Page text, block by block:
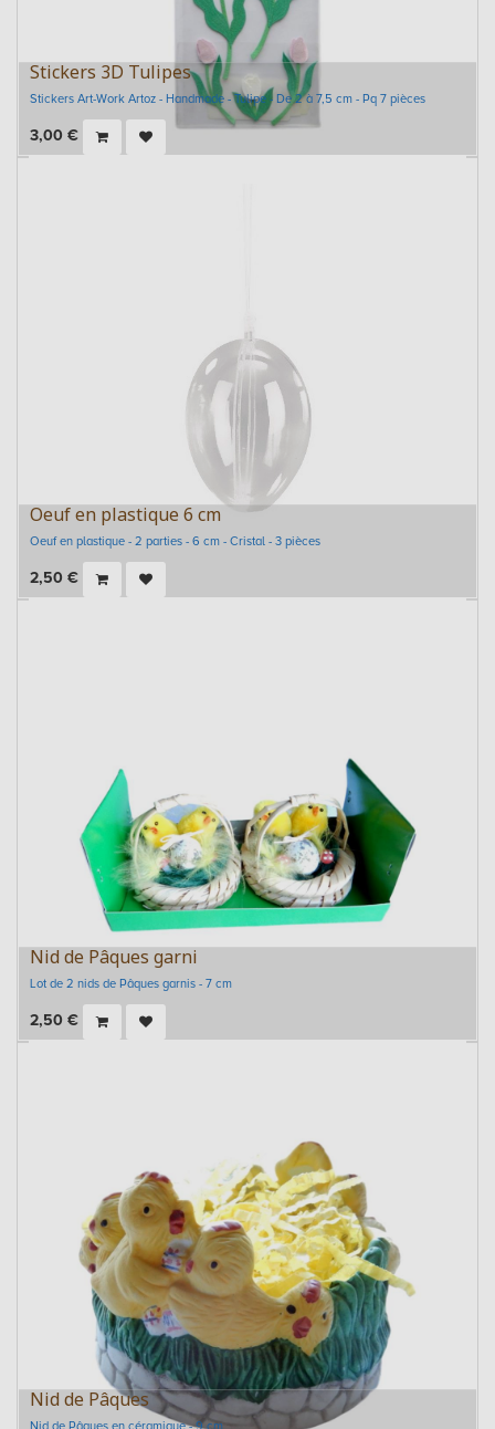
Stickers 3D Tulipes
Stickers Art-Work Artoz - Handmade - Tulipe - De 2 à 7,5 cm - Pq 7 pièces
3,00 €
Oeuf en plastique 6 cm
Oeuf en plastique - 2 parties - 6 cm - Cristal - 3 pièces
2,50 €
Nid de Pâques garni
Lot de 2 nids de Pâques garnis - 7 cm
2,50 €
Nid de Pâques